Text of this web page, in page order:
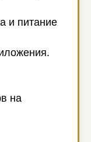
и питание
на